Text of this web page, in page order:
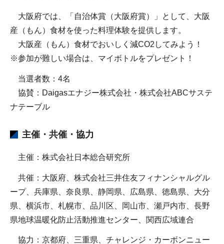
大阪府では、「自治体賞（大阪府賞）」として、大阪
産（もん）食材を使った料理体験を提供します。
大阪産（もん）食材でおいしく減CO2してみよう！
※参加が難しい場合は、マイボトルをプレゼント！
当選者数：4名
協賛：Daigasエナジー株式会社・株式会社ABCサステ
ナテーブル
主催・共催・協力
主催：株式会社日本総合研究所
共催：大阪府、株式会社三井住友フィナンシャルグル
ープ、兵庫県、奈良県、静岡県、広島県、徳島県、大分
県、横浜市、札幌市、品川区、岡山市、瀬戸内市、長野
県地球温暖化防止活動推進センター、関西広域連合
協力：京都府、三重県、チャレンジ・カーボンニュー